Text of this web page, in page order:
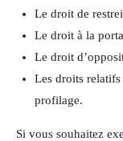
Le droit de
Le droit à la
Le droit
Les droits relatifs
profilage.
Si vous souhaitez